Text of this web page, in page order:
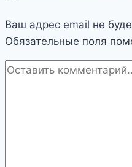
Ваш адрес email не
Обязательные поля